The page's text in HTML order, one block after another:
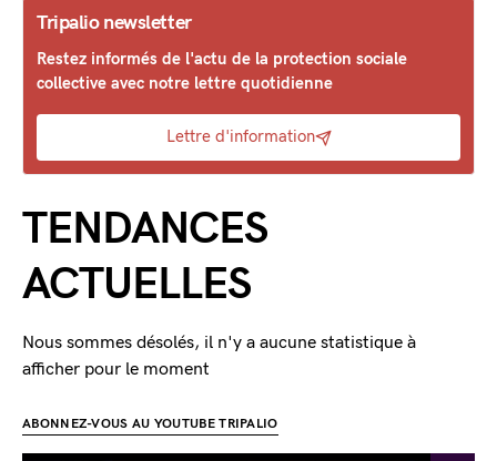
Tripalio newsletter
Restez informés de l'actu de la protection sociale
collective avec notre lettre quotidienne
Lettre d'information
TENDANCES
ACTUELLES
Nous sommes désolés, il n'y a aucune statistique à
afficher pour le moment
ABONNEZ-VOUS AU YOUTUBE TRIPALIO